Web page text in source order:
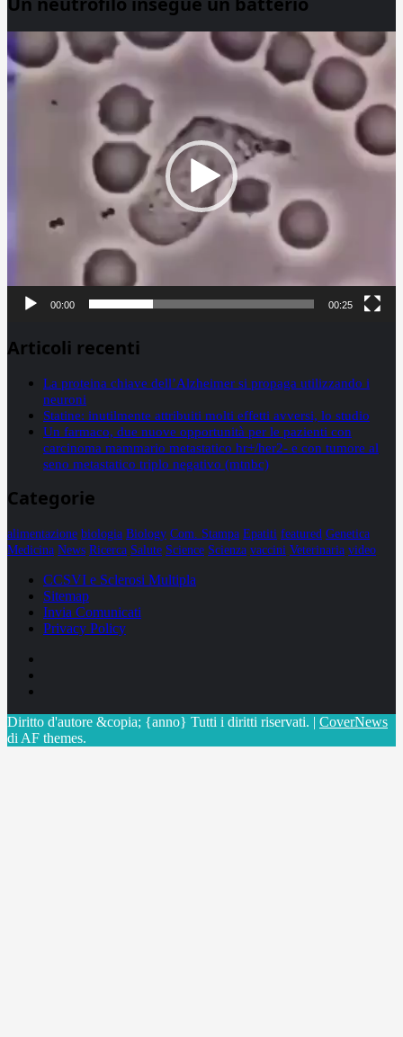
Player
00:00 00:25
Articoli recenti
La proteina chiave dell’Alzheimer si propaga utilizzando i
neuroni
Statine: inutilmente attribuiti molti effetti avversi, lo studio
Un farmaco, due nuove opportunità per le pazienti con
carcinoma mammario metastatico hr+/her2- e con tumore al
seno metastatico triplo negativo (mtnbc)
Categorie
alimentazione biologia Biology Com. Stampa Epatiti featured Genetica
Medicina News Ricerca Salute Science Scienza vaccini Veterinaria video
CCSVI e Sclerosi Multipla
Sitemap
Invia Comunicati
Privacy Policy
Diritto d'autore &copia; {anno} Tutti i diritti riservati. | CoverNews
di AF themes.